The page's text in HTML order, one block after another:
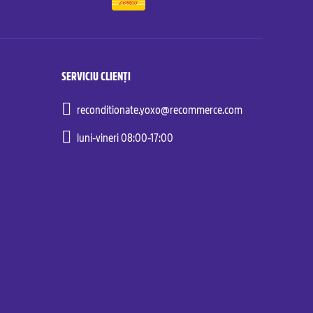
SERVICIU CLIENȚI
reconditionate.yoxo@recommerce.com
luni-vineri 08:00-17:00